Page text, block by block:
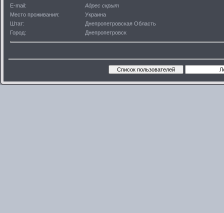
E-mail:
Адрес скрыт
Место проживания:
Украина
Штат:
Днепропетровская Область
Город:
Днепропетровск